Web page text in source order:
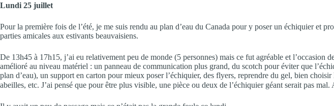
Lundi 25 juillet
Pour la première fois de l’été, je me suis rendu au plan d’eau du Canada pour y poser un échiquier et
parties amicales aux estivants beauvaisiens.
De 13h45 à 17h15, j’ai eu relativement peu de monde (5 personnes) mais ce fut agréable et l’occasion
amélioré au niveau matériel : un panneau de communication plus grand, du scotch pour éviter que
plan d’eau), un support en carton pour mieux poser l’échiquier, des flyers, reprendre du gel, bien
abeilles, etc. J’ai pensé que pour être plus visible, une pièce ou deux de l’échiquier géant serait pas